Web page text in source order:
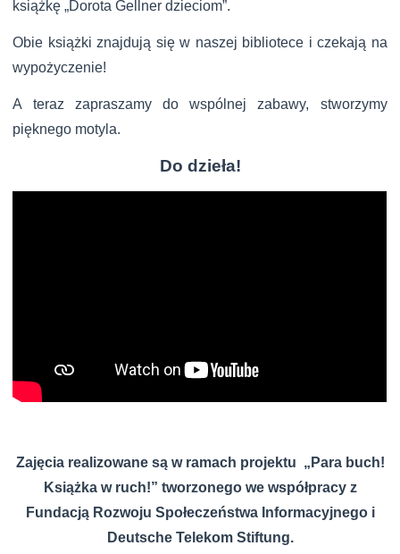
książkę „Dorota Gellner dzieciom”.
Obie książki znajdują się w naszej bibliotece i czekają na
wypożyczenie!
A teraz zapraszamy do wspólnej zabawy, stworzymy
pięknego motyla.
Do dzieła!
Zajęcia realizowane są w ramach projektu „Para buch!
Książka w ruch!” tworzonego we współpracy z
Fundacją Rozwoju Społeczeństwa Informacyjnego i
Deutsche Telekom Stiftung.